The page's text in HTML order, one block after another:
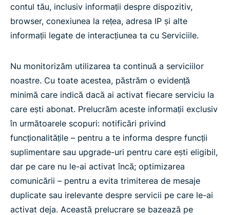
contul tău, inclusiv informații despre dispozitiv,
browser, conexiunea la rețea, adresa IP și alte
informații legate de interacțiunea ta cu Serviciile.
Nu monitorizăm utilizarea ta continuă a serviciilor
noastre. Cu toate acestea, păstrăm o evidență
minimă care indică dacă ai activat fiecare serviciu la
care ești abonat. Prelucrăm aceste informații exclusiv
în următoarele scopuri: notificări privind
funcționalitățile – pentru a te informa despre funcții
suplimentare sau upgrade-uri pentru care ești eligibil,
dar pe care nu le-ai activat încă; optimizarea
comunicării – pentru a evita trimiterea de mesaje
duplicate sau irelevante despre servicii pe care le-ai
activat deja. Această prelucrare se bazează pe